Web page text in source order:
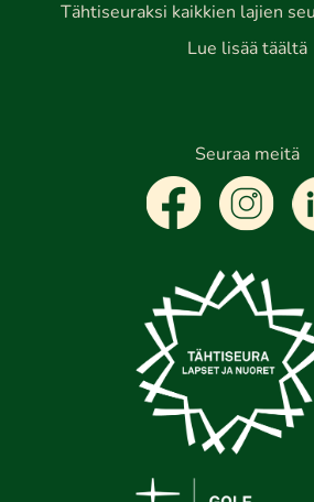
Tähtiseuraksi kaikkien lajien
Lue lisää täältä
Seuraa meitä